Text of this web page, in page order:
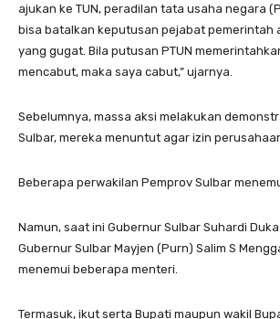
ajukan ke TUN, peradilan tata usaha negara
bisa batalkan keputusan pejabat pemerintah
yang gugat. Bila putusan PTUN
mencabut, maka saya cabut,” ujarnya.
Sebelumnya, massa aksi melakukan
Sulbar, mereka menuntut agar izin
Beberapa perwakilan Pemprov Sulbar
Namun, saat ini Gubernur Sulbar Suhardi
Gubernur Sulbar Mayjen (Purn) Salim S
menemui beberapa menteri.
Termasuk, ikut serta Bupati maupun wakil